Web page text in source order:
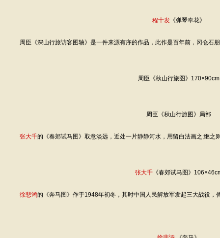
程十发 《弹琴奉花》
周臣《深山行旅访客图轴》是一件来源有序的作品，此作是百年前，冈仓石朋
周臣《秋山行旅图》170×90cm
周臣《秋山行旅图》局部
张大千的《春郊试马图》取意淡远，近处一片静静河水，用留白法画之;继
张大千 《春郊试马图》
徐悲鸿的《奔马图》作于1948年初冬，其时中国人民解放军发起三大战役